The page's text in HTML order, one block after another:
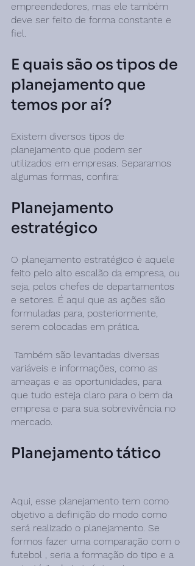
empreendedores, mas ele também
deve ser feito de forma constante e
fiel.
E quais são os tipos de
planejamento que
temos por aí?
Existem diversos tipos de
planejamento que podem ser
utilizados em empresas. Separamos
algumas formas, confira:
Planejamento
estratégico
O planejamento estratégico é aquele
feito pelo alto escalão da empresa, ou
seja, pelos chefes de departamentos
e setores. É aqui que as ações são
formuladas para, posteriormente,
serem colocadas em prática.
variáveis e informações, como as
ameaças e as oportunidades, para
que tudo esteja claro para o bem da
empresa e para sua sobrevivência no
mercado.
Planejamento tático
Aqui, esse planejamento tem como
objetivo a definição do modo como
será realizado o planejamento. Se
formos fazer uma comparação com o
futebol , seria a formação do tipo e a